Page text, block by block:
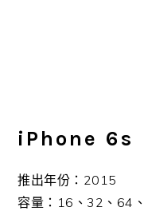
iPhone 6s
推出年份：2015
容量：16、32、64